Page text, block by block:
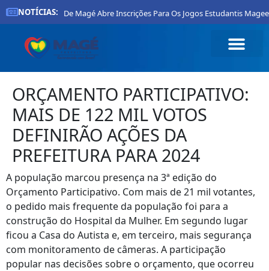
NOTÍCIAS:
Prefeitura De Magé Abre Inscrições Para Os Jogos Estudantis
ORÇAMENTO PARTICIPATIVO:
MAIS DE 122 MIL VOTOS
DEFINIRÃO AÇÕES DA
PREFEITURA PARA 2024
A população marcou presença na 3ª edição do
Orçamento Participativo. Com mais de 21 mil votantes,
o pedido mais frequente da população foi para a
construção do Hospital da Mulher. Em segundo lugar
ficou a Casa do Autista e, em terceiro, mais segurança
com monitoramento de câmeras. A participação
popular nas decisões sobre o orçamento, que ocorreu